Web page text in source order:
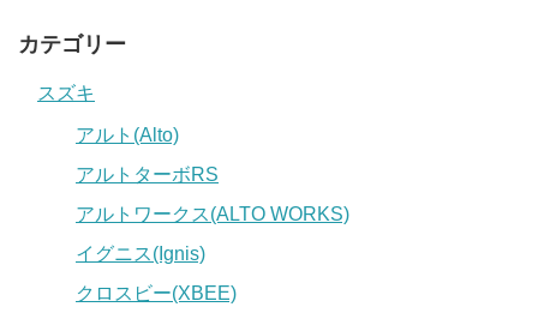
カテゴリー
スズキ
アルト(Alto)
アルトターボRS
アルトワークス(ALTO WORKS)
イグニス(Ignis)
クロスビー(XBEE)